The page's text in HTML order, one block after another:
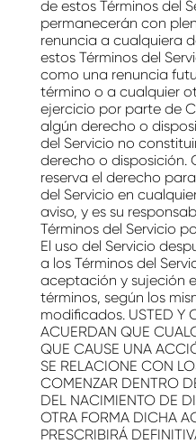
de estos Términos del
permanecerán con
renuncia a cualquiera
estos Términos del
como una renuncia
término o a cualquier
ejercicio por parte de
algún derecho o
del Servicio no
derecho o disposición.
reserva el derecho
del Servicio en
aviso, y es su
Términos del Servicio
El uso del Servicio
a los Términos del
aceptación y sujeción
términos, según los
modificados. USTED Y
ACUERDAN QUE
QUE CAUSE UNA
SE RELACIONE CON
COMENZAR DENTRO
DEL NACIMIENTO DE
OTRA FORMA DICHA
PRESCRIBIRÁ